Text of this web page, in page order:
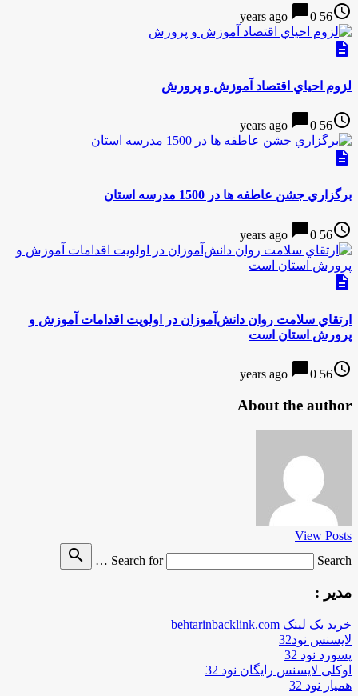
access_time
56 years ago
chat_bubble0
description
لزوم احیاي اقتصاد آموزش و پرورش
access_time
56 years ago
chat_bubble0
description
برگزاري جشن عاطفه ها در 1500 مدرسه استان
access_time
56 years ago
chat_bubble0
description
ارتقاي سلامت روان دانش‌آموزان در اولويت اقدامات آموزش و
پرورش استان است
access_time
56 years ago
chat_bubble0
About the author
View Posts
Search for
Search …
search
مدیر :
خرید بک لینک behtarinbacklink.com
لایسنس نود32
پسورد نود 32
اوکلی لایسنس رایگان نود 32
همیار نود 32